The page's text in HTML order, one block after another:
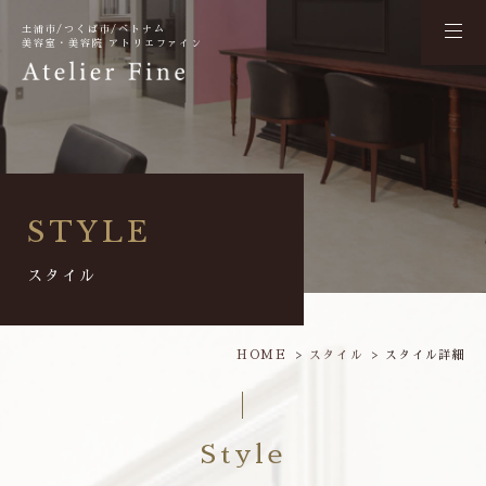
土浦市/つくば市/ベトナム
美容室・美容院 アトリエファイン
STYLE
スタイル
HOME スタイル スタイル詳細
Style